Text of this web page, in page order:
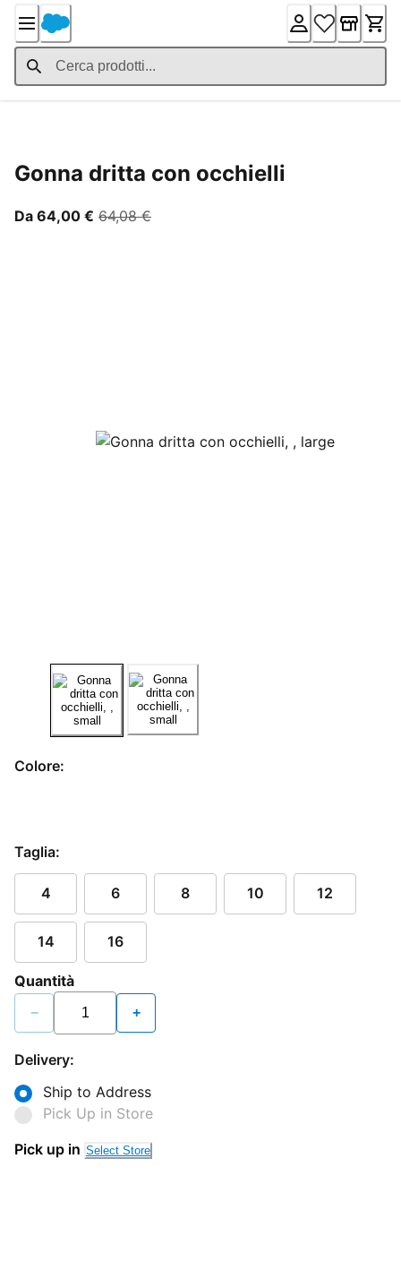
Content
Gonna dritta con occhielli
Da 64,00 € A partire dal prezzo attuale 64,00 €
64,08 €prezzo originale 64,08 €
Colore:
Taglia:
4 6 8 10 12
14 16
Quantità
− +
Delivery:
Ship to Address
Pick Up in Store
Pick up in Select Store